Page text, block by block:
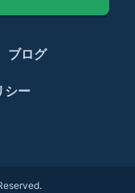
ブログ
シー